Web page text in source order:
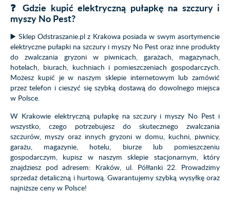
❓ Gdzie kupić elektryczną pułapkę na szczury i
myszy No Pest?
▶️ Sklep Odstraszanie.pl z Krakowa posiada w swym asortymencie
elektryczne pułapki na szczury i myszy No Pest oraz inne produkty
do zwalczania gryzoni w piwnicach, garażach, magazynach,
hotelach, biurach, kuchniach i pomieszczeniach gospodarczych.
Możesz kupić je w naszym sklepie internetowym lub zamówić
przez telefon i cieszyć się szybką dostawą do dowolnego miejsca
w Polsce.
W Krakowie elektryczną pułapkę na szczury i myszy No Pest i
wszystko, czego potrzebujesz do skutecznego zwalczania
szczurów, myszy oraz innych gryzoni w domu, kuchni, piwnicy,
garażu, magazynie, hotelu, biurze lub pomieszczeniu
gospodarczym, kupisz w naszym sklepie stacjonarnym, który
znajdziesz pod adresem: Kraków, ul. Półłanki 22. Prowadzimy
sprzedaż detaliczną i hurtową. Gwarantujemy szybką wysyłkę oraz
najniższe ceny w Polsce!